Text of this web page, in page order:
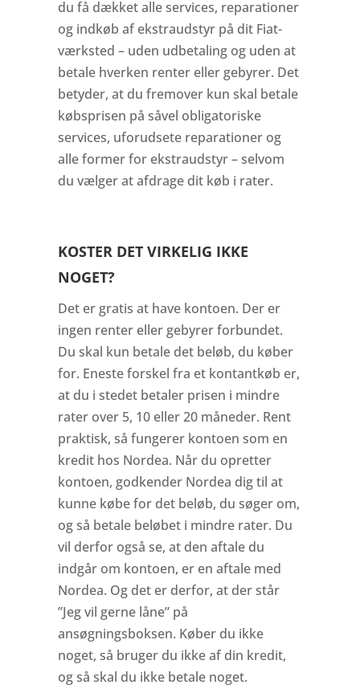
du få dækket alle services, reparationer
og indkøb af ekstraudstyr på dit Fiat-
værksted – uden udbetaling og uden at
betale hverken renter eller gebyrer. Det
betyder, at du fremover kun skal betale
købsprisen på såvel obligatoriske
services, uforudsete reparationer og
alle former for ekstraudstyr – selvom
du vælger at afdrage dit køb i rater.
KOSTER DET VIRKELIG IKKE
NOGET?
Det er gratis at have kontoen. Der er
ingen renter eller gebyrer forbundet.
Du skal kun betale det beløb, du køber
for. Eneste forskel fra et kontantkøb er,
at du i stedet betaler prisen i mindre
rater over 5, 10 eller 20 måneder. Rent
praktisk, så fungerer kontoen som en
kredit hos Nordea. Når du opretter
kontoen, godkender Nordea dig til at
kunne købe for det beløb, du søger om,
og så betale beløbet i mindre rater. Du
vil derfor også se, at den aftale du
indgår om kontoen, er en aftale med
Nordea. Og det er derfor, at der står
”Jeg vil gerne låne” på
ansøgningsboksen. Køber du ikke
noget, så bruger du ikke af din kredit,
og så skal du ikke betale noget.